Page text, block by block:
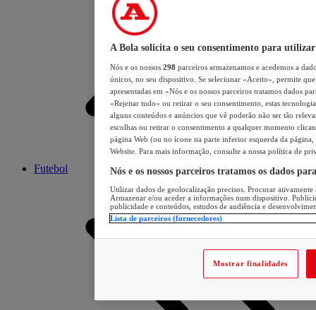
Futebol
A Bola solicita o seu consentimento para utilizar
Nós e os nossos 298 parceiros armazenamos e acedemos a
únicos, no seu dispositivo. Se selecionar «Aceito», permite
apresentadas em «Nós e os nossos parceiros tratamos dados
«Rejeitar tudo» ou retirar o seu consentimento, estas
alguns conteúdos e anúncios que vê poderão não ser tão
escolhas ou retirar o consentimento a qualquer momento
página Web (ou no ícone na parte inferior esquerda da página,
Website. Para mais informação, consulte a nossa política de
Nós e os nossos parceiros tratamos os dados
Utilizar dados de geolocalização precisos. Procurar
Armazenar e/ou aceder a informações num dispositivo.
publicidade e conteúdos, estudos de audiência e
Lista de parceiros (fornecedores)
Mostrar finalidades